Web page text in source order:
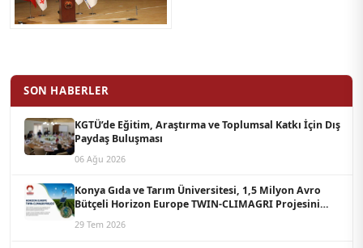
SON HABERLER
KGTÜ’de Eğitim, Araştırma ve Toplumsal Katkı İçin Dış
Paydaş Buluşması
06 Ağu 2026
Konya Gıda ve Tarım Üniversitesi, 1,5 Milyon Avro
Bütçeli Horizon Europe TWIN-CLIMAGRI Projesini
29 Tem 2026